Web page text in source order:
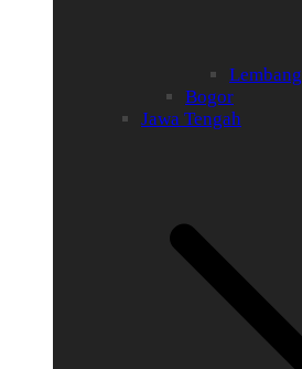
Lembang
Bogor
Jawa Tengah